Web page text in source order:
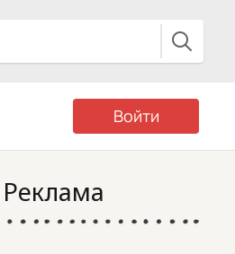
Войти
Реклама